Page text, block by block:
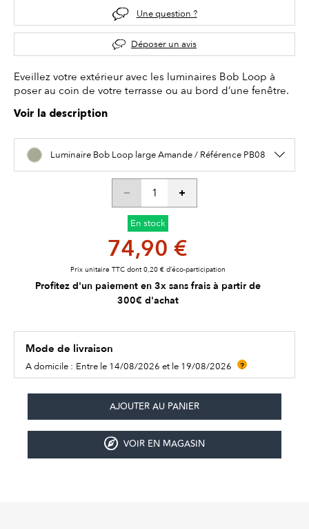
Une question ?
Déposer un avis
Eveillez votre extérieur avec les luminaires Bob Loop à
poser au coin de votre terrasse ou au bord d’une fenêtre.
Voir la description
Luminaire Bob Loop large Amande / Référence PB08
En stock
74,90 €
Prix unitaire TTC dont 0,20 € d’éco-participation
Profitez d'un paiement en 3x sans frais à partir de
300€ d'achat
Mode de livraison
A domicile : Entre le 14/08/2026 et le 19/08/2026 ?
VOIR EN MAGASIN